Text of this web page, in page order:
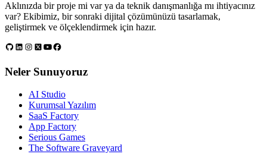
Aklınızda bir proje mi var ya da teknik danışmanlığa mı ihtiyacınız
var? Ekibimiz, bir sonraki dijital çözümünüzü tasarlamak,
geliştirmek ve ölçeklendirmek için hazır.
Neler Sunuyoruz
AI Studio
Kurumsal Yazılım
SaaS Factory
App Factory
Serious Games
The Software Graveyard